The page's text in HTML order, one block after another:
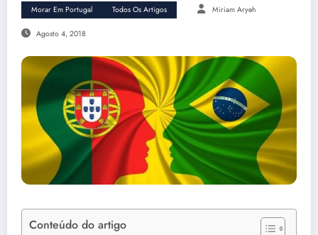
Morar Em Portugal Todos Os Artigos Miriam Aryeh
Agosto 4, 2018
Conteúdo do artigo